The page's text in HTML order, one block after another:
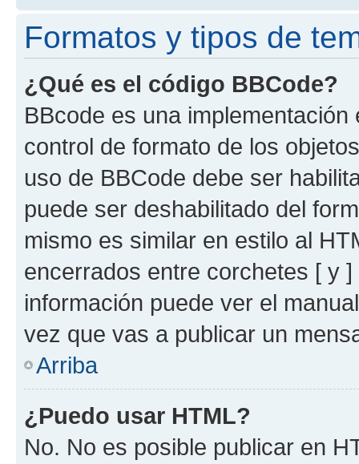
Formatos y tipos de
¿Qué es el código BBCode?
BBcode es una
control de formato de los
uso de BBCode debe ser
puede ser deshabilitado del
mismo es similar en estilo al
encerrados entre corchetes [ y
información puede ver el
vez que vas a publicar un
Arriba
¿Puedo usar HTML?
No. No es posible publicar en